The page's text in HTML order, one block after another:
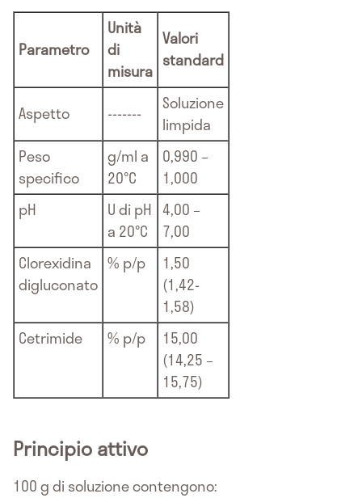
Parametro
Unità
di
misura
Valori
standard
Aspetto -------
Soluzione
limpida
Peso
specifico
g/ml a
20°C
0,990 –
1,000
pH
U di pH
a 20°C
4,00 –
7,00
Clorexidina
digluconato
% p/p
1,50
(1,42-
1,58)
Cetrimide
% p/p
15,00
(14,25 –
15,75)
Principio attivo
100 g di soluzione contengono: